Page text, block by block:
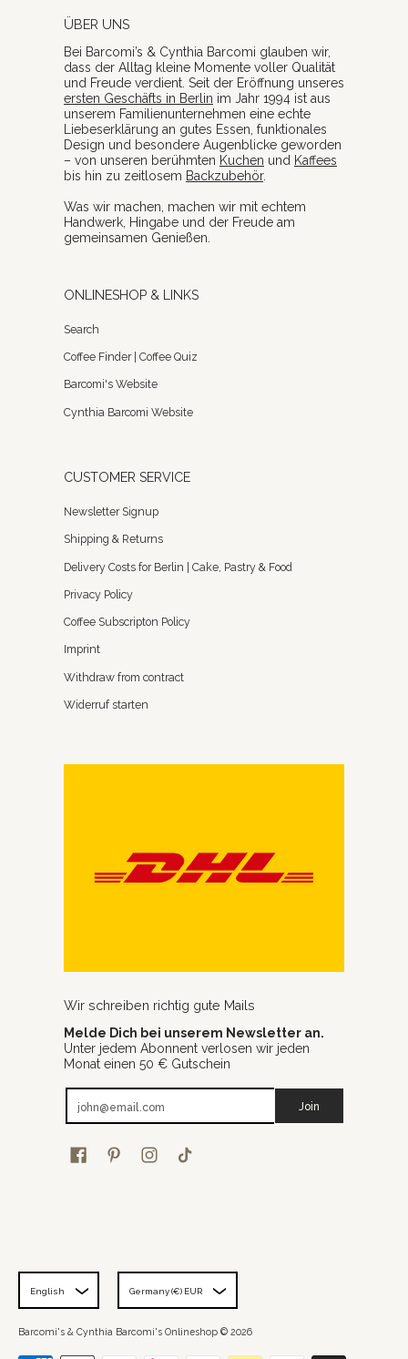
ÜBER UNS
Bei Barcomi’s & Cynthia Barcomi glauben wir,
dass der Alltag kleine Momente voller Qualität
und Freude verdient. Seit der Eröffnung unseres
ersten Geschäfts in Berlin im Jahr 1994 ist aus
unserem Familienunternehmen eine echte
Liebeserklärung an gutes Essen, funktionales
Design und besondere Augenblicke geworden
– von unseren berühmten Kuchen und Kaffees
bis hin zu zeitlosem Backzubehör.
Was wir machen, machen wir mit echtem
Handwerk, Hingabe und der Freude am
gemeinsamen Genießen.
ONLINESHOP & LINKS
Search
Coffee Finder | Coffee Quiz
Barcomi's Website
Cynthia Barcomi Website
CUSTOMER SERVICE
Newsletter Signup
Shipping & Returns
Delivery Costs for Berlin | Cake, Pastry & Food
Privacy Policy
Coffee Subscripton Policy
Imprint
Withdraw from contract
Widerruf starten
Wir schreiben richtig gute Mails
Melde Dich bei unserem Newsletter an.
Unter jedem Abonnent verlosen wir jeden
Monat einen 50 € Gutschein
Join
English Germany (€) EUR
Barcomi's & Cynthia Barcomi's Onlineshop © 2026